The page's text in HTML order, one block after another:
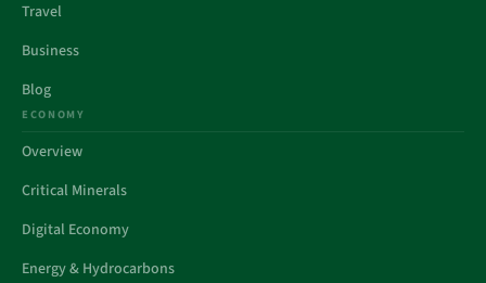
Travel
Business
Blog
ECONOMY
Overview
Critical Minerals
Digital Economy
Energy & Hydrocarbons